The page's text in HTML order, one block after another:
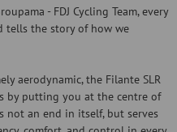
- FDJ Cycling Team, every
tells the story of how we
aerodynamic, the Filante SLR
by putting you at the centre of
not an end in itself, but serves